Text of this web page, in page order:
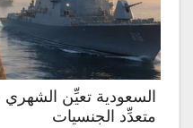
السعودية تعيِّن الشهري
متعدِّد الجنسيات